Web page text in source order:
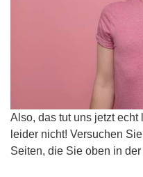
Also, das tut uns jetzt
leider nicht! Versuchen
Seiten, die Sie oben in